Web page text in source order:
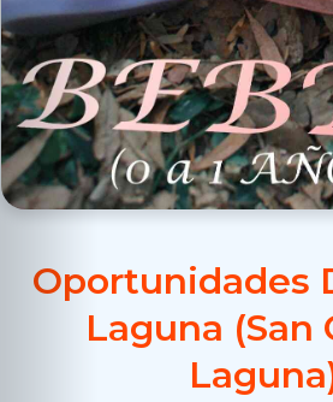
Casting
SHEIN
Casting
Casting
Oportunidades
Laguna (San